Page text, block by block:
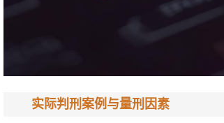
实际判刑案例与量刑因素